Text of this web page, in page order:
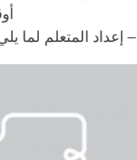
– إعداد المتعلم لما